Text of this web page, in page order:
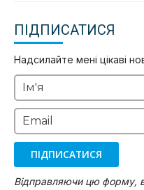
ПІДПИСАТИСЯ
Надсилайте мені цікаві
Ім'я
Email
ПІДПИСАТИСЯ
Відправляючи цю форму,